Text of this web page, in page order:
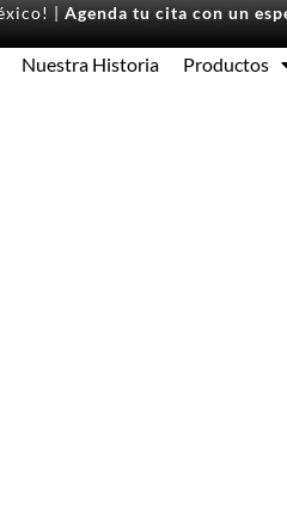
| Agenda tu cita con un
Nuestra Historia Productos